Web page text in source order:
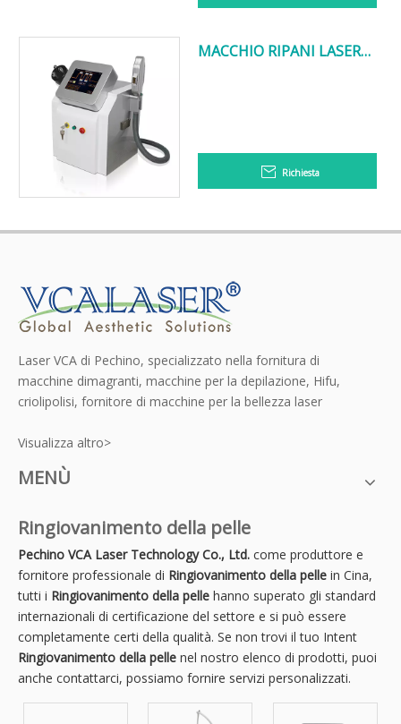
MACCHIO RIPANI LASER
Richiesta
Laser VCA di Pechino, specializzato nella fornitura di
macchine dimagranti, macchine per la depilazione, Hifu,
criolipolisi, fornitore di macchine per la bellezza laser
Visualizza altro>
MENÙ
Ringiovanimento della pelle
Pechino VCA Laser Technology Co., Ltd. come produttore e
fornitore professionale di Ringiovanimento della pelle in Cina,
tutti i Ringiovanimento della pelle hanno superato gli standard
internazionali di certificazione del settore e si può essere
completamente certi della qualità. Se non trovi il tuo Intent
Ringiovanimento della pelle nel nostro elenco di prodotti, puoi
anche contattarci, possiamo fornire servizi personalizzati.